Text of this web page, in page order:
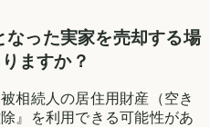
なった実家を売却する場
ますか？
相続人の居住用財産（空き
』を利用できる可能性があ